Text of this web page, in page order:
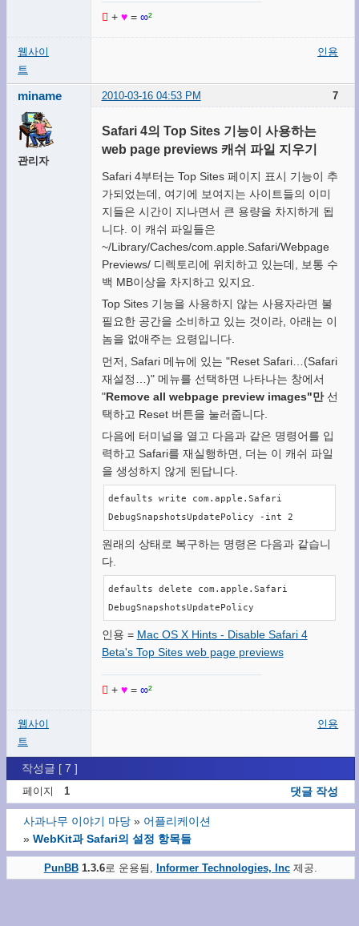
 + ♥= ∞²
웹사이
트
인용
7
miname 2010-03-16 04:53 PM
관리자
Safari 4의 Top Sites 기능이 사용하는
web page previews 캐쉬 파일 지우기
Safari 4부터는 Top Sites 페이지 표시 기능이 추
가되었는데, 여기에 보여지는 사이트들의 이미
지들은 시간이 지나면서 큰 용량을 차지하게 됩
니다. 이 캐쉬 파일들은
~/Library/Caches/com.apple.Safari/Webpage
Previews/ 디렉토리에 위치하고 있는데, 보통 수
백 MB이상을 차지하고 있지요.
Top Sites 기능을 사용하지 않는 사용자라면 불
필요한 공간을 소비하고 있는 것이라, 아래는 이
놈을 없애주는 요령입니다.
먼저, Safari 메뉴에 있는 "Reset Safari…(Safari
재설정…)" 메뉴를 선택하면 나타나는 창에서
"Remove all webpage preview images"만선
택하고 Reset 버튼을 눌러줍니다.
다음에 터미널을 열고 다음과 같은 명령어를 입
력하고 Safari를 재실행하면, 더는 이 캐쉬 파일
을 생성하지 않게 된답니다.
defaults write com.apple.Safari
DebugSnapshotsUpdatePolicy -int 2
원래의 상태로 복구하는 명령은 다음과 같습니
다.
defaults delete com.apple.Safari
DebugSnapshotsUpdatePolicy
인용 = Mac OS X Hints - Disable Safari 4
Beta's Top Sites web page previews
 + ♥= ∞²
웹사이
트
인용
작성글 [ 7 ]
페이지 1 댓글 작성
사과나무 이야기 마당 » 어플리케이션
» WebKit과 Safari의 설정 항목들
PunBB1.3.6로 운용됨, Informer Technologies, Inc제공.